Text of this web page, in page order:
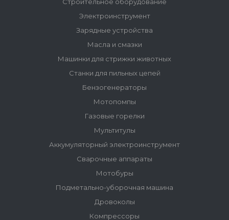
Электроинструмент
Зарядные устройства
Масла и смазки
Машинки для стрижки животных
Станки для пильных цепей
Бензогенераторы
Мотопомпы
Газовые горелки
Мультитулы
Аккумуляторный электроинструмент
Сварочные аппараты
Мотобуры
Подметально-уборочная машина
Дровоколы
Компрессоры